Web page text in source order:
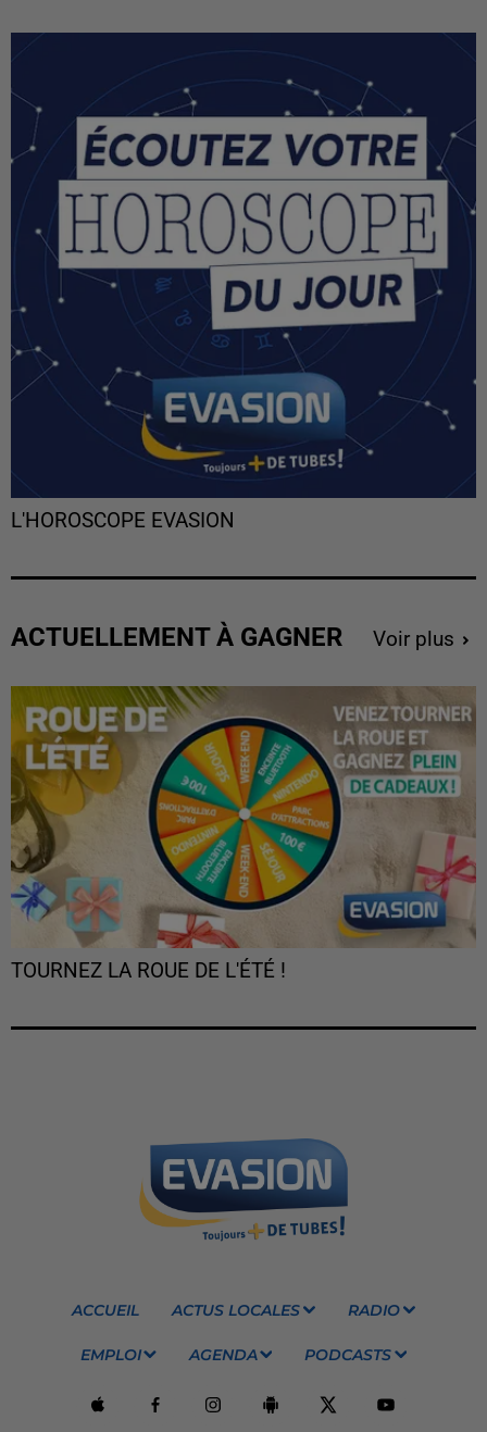
L'HOROSCOPE EVASION
ACTUELLEMENT À GAGNER Voir plus
TOURNEZ LA ROUE DE L'ÉTÉ !
ACCUEIL ACTUS LOCALES RADIO
EMPLOI AGENDA PODCASTS